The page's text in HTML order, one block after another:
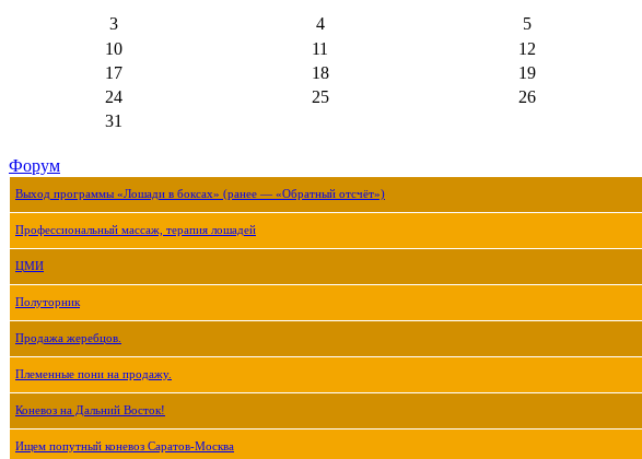
3
4 5
10
11 12
17
18 19
24
25 26
31
Форум
Выход программы «Лошади в боксах» (ранее — «Обратный отсчёт»)
Профессиональный массаж, терапия лошадей
ЦМИ
Полуторник
Продажа жеребцов.
Племенные пони на продажу.
Коневоз на Дальний Восток!
Ищем попутный коневоз Саратов-Москва